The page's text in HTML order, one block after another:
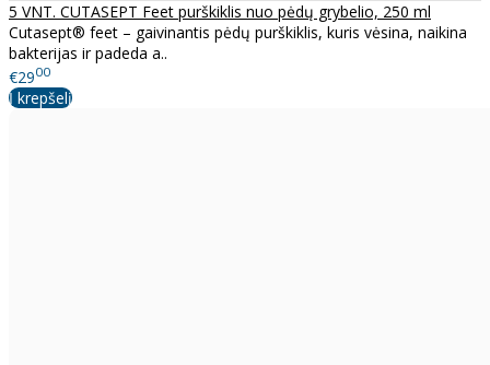
5 VNT. CUTASEPT Feet purškiklis nuo pėdų grybelio, 250 ml
Cutasept® feet – gaivinantis pėdų purškiklis, kuris vėsina, naikina
bakterijas ir padeda a..
€2900
Į krepšelį